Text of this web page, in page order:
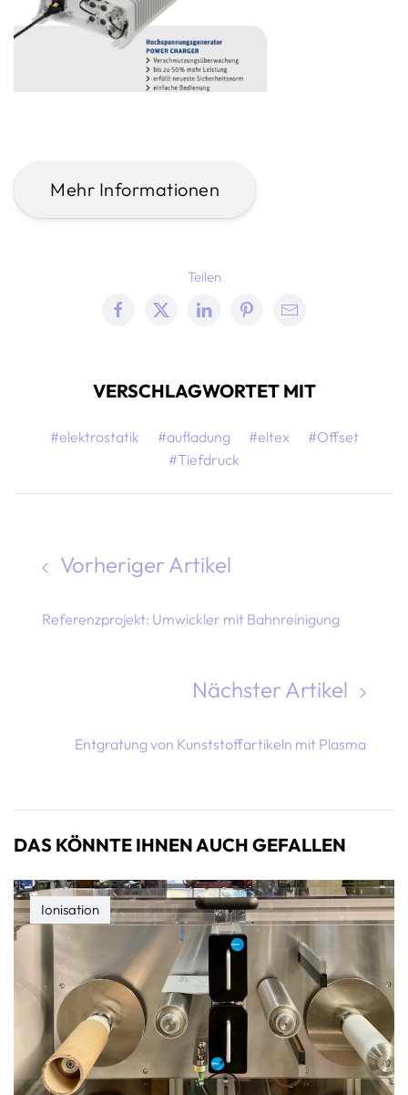
Mehr Informationen
Teilen
VERSCHLAGWORTET MIT
#elektrostatik #aufladung #eltex
#Offset
#Tiefdruck
Vorheriger Artikel
Referenzprojekt: Umwickler mit Bahnreinigung
Nächster Artikel
Entgratung von Kunststoffartikeln mit Plasma
DAS KÖNNTE IHNEN AUCH GEFALLEN
Ionisation